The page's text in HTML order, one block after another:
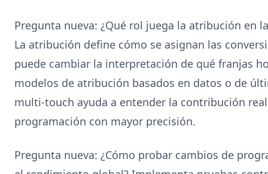
Pregunta nueva: ¿Qué rol juega la atribución en
La atribución define cómo se asignan las
puede cambiar la interpretación de qué franjas
modelos de atribución basados en datos o de
multi-touch ayuda a entender la contribución
programación con mayor precisión.
Pregunta nueva: ¿Cómo probar cambios de